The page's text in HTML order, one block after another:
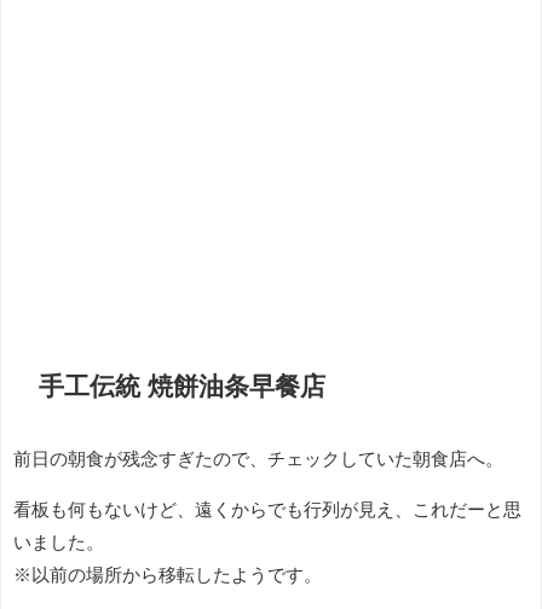
手工伝統 焼餅油条早餐店
前日の朝食が残念すぎたので、チェックしていた朝食店へ。
看板も何もないけど、遠くからでも行列が見え、これだーと思
いました。
※以前の場所から移転したようです。